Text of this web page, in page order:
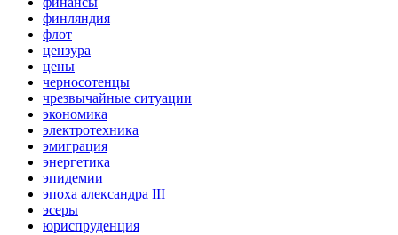
финляндия
флот
цензура
цены
черносотенцы
чрезвычайные ситуации
экономика
электротехника
эмиграция
энергетика
эпидемии
эпоха александра III
эсеры
юриспруденция